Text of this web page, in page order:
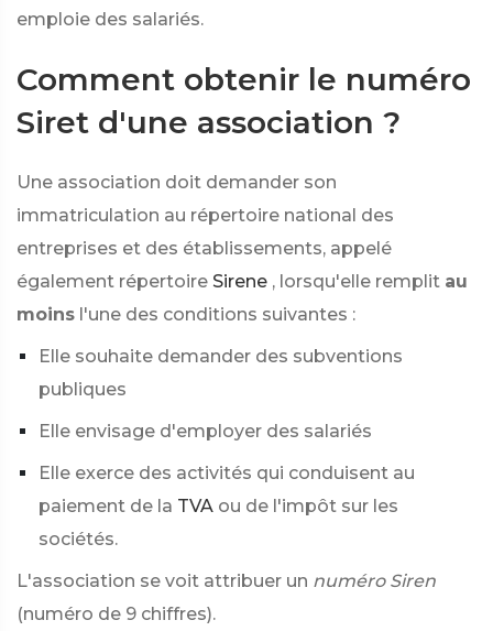
emploie des salariés.
Comment obtenir le numéro
Siret d'une association ?
Une association doit demander son
immatriculation au répertoire national des
entreprises et des établissements, appelé
également répertoire Sirene , lorsqu'elle remplit au
moins l'une des conditions suivantes :
Elle souhaite demander des subventions
publiques
Elle envisage d'employer des salariés
Elle exerce des activités qui conduisent au
paiement de la TVA ou de l'impôt sur les
sociétés.
L'association se voit attribuer un numéro Siren
(numéro de 9 chiffres).